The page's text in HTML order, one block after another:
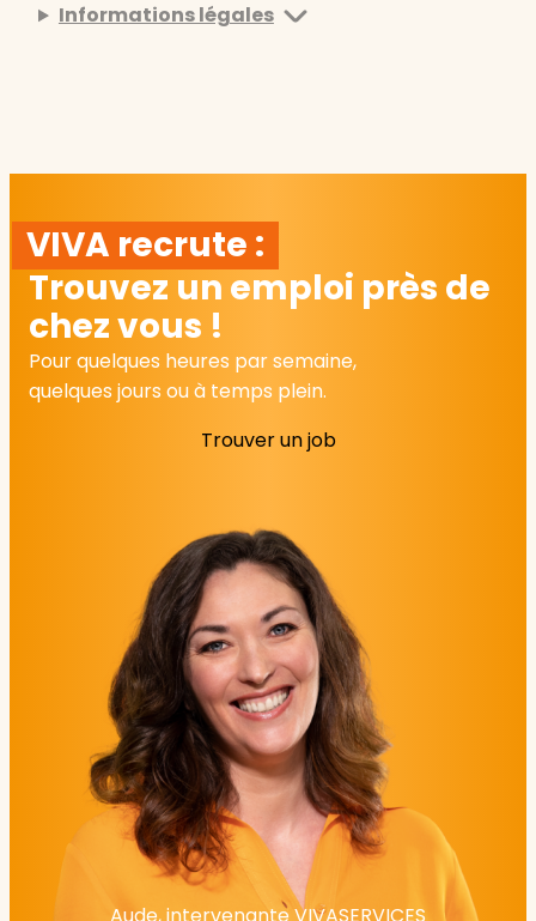
Informations légales
VIVA recrute :
Trouvez un emploi près de
chez vous !
Pour quelques heures par semaine,
quelques jours ou à temps plein.
Trouver un job
Aude, intervenante VIVASERVICES